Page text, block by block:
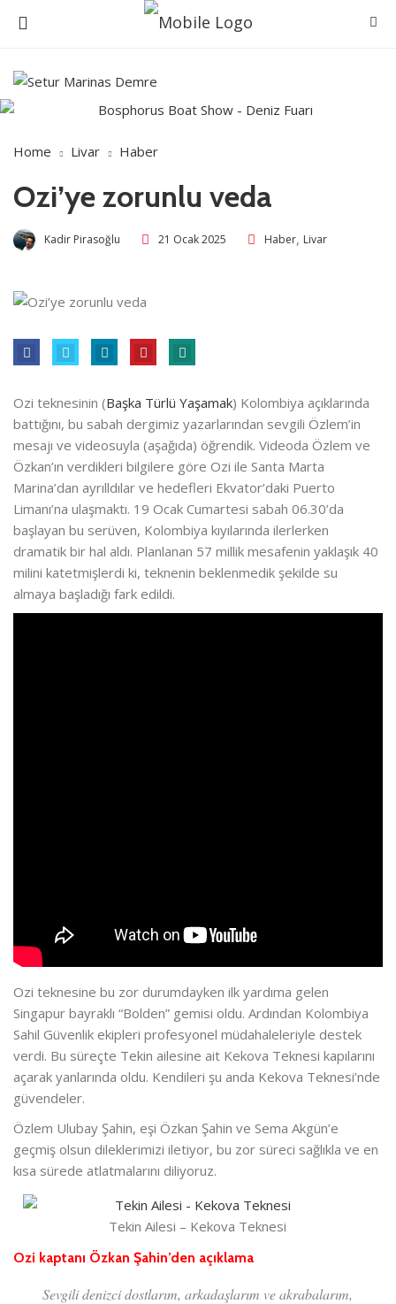
Home Livar Haber
Ozi’ye zorunlu veda
Kadir Pirasoğlu 21 Ocak 2025 Haber, Livar
Ozi teknesinin (Başka Türlü Yaşamak) Kolombiya açıklarında
battığını, bu sabah dergimiz yazarlarından sevgili Özlem’in
mesajı ve videosuyla (aşağıda) öğrendik. Videoda Özlem ve
Özkan’ın verdikleri bilgilere göre Ozi ile Santa Marta
Marina’dan ayrılldılar ve hedefleri Ekvator’daki Puerto
Limanı’na ulaşmaktı. 19 Ocak Cumartesi sabah 06.30’da
başlayan bu serüven, Kolombiya kıyılarında ilerlerken
dramatik bir hal aldı. Planlanan 57 millik mesafenin yaklaşık 40
milini katetmişlerdi ki, teknenin beklenmedik şekilde su
almaya başladığı fark edildi.
Ozi teknesine bu zor durumdayken ilk yardıma gelen
Singapur bayraklı “Bolden” gemisi oldu. Ardından Kolombiya
Sahil Güvenlik ekipleri profesyonel müdahaleleriyle destek
verdi. Bu süreçte Tekin ailesine ait Kekova Teknesi kapılarını
açarak yanlarında oldu. Kendileri şu anda Kekova Teknesi’nde
güvendeler.
Özlem Ulubay Şahin, eşi Özkan Şahin ve Sema Akgün’e
geçmiş olsun dileklerimizi iletiyor, bu zor süreci sağlıkla ve en
kısa sürede atlatmalarını diliyoruz.
Tekin Ailesi – Kekova Teknesi
Ozi kaptanı Özkan Şahin’den açıklama
Sevgili denizci dostlarım, arkadaşlarım ve akrabalarım,